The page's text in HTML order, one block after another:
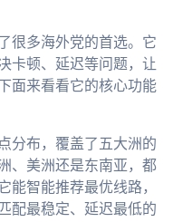
很多海外党的首选。它
卡顿、延迟等问题，让
面来看看它的核心功能
分布，覆盖了五大洲的
、美洲还是东南亚，都
能智能推荐最优线路，
配最稳定、延迟最低的